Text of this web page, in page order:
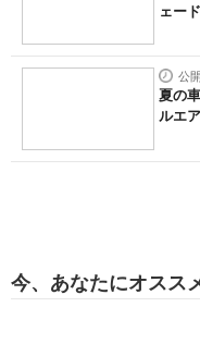
ェー
公
夏の
ルエ
今、あなたにオスス